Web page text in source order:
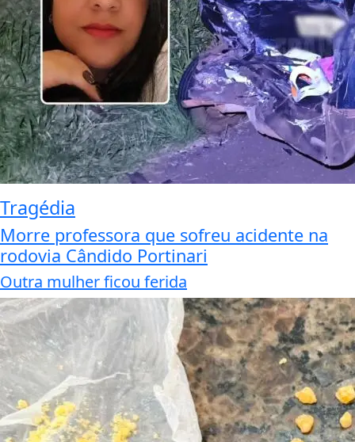
Tragédia
Morre professora que sofreu acidente na
rodovia Cândido Portinari
Outra mulher ficou ferida